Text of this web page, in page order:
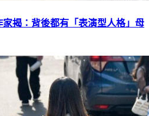
揭：背後都有「表演型人格」母